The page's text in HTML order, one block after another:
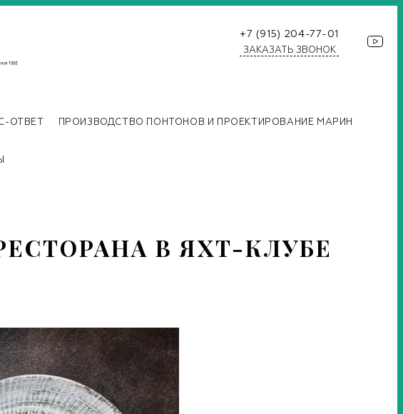
+7 (915) 204-77-01
ЗАКАЗАТЬ ЗВОНОК
ОТВЕТ ПРОИЗВОДСТВО ПОНТОНОВ И ПРОЕКТИРОВАНИЕ МАРИН
В ЯХТ-КЛУБЕ